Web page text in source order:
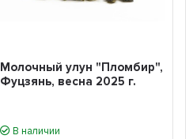
Молочный улун "Пломбир",
Фуцзянь, весна 2025 г.
В наличии